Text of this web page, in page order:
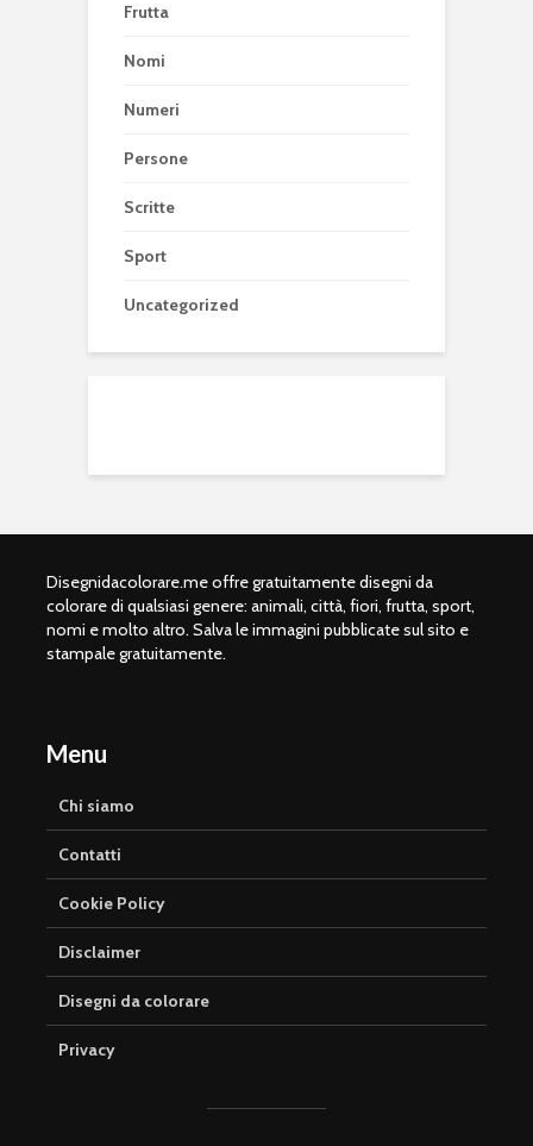
Frutta
Nomi
Numeri
Persone
Scritte
Sport
Uncategorized
Disegnidacolorare.me offre gratuitamente disegni da
colorare di qualsiasi genere: animali, città, fiori, frutta, sport,
nomi e molto altro. Salva le immagini pubblicate sul sito e
stampale gratuitamente.
Menu
Chi siamo
Contatti
Cookie Policy
Disclaimer
Disegni da colorare
Privacy